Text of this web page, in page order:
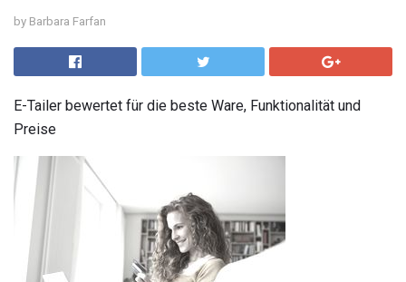
by Barbara Farfan
E-Tailer bewertet für die beste Ware, Funktionalität und
Preise